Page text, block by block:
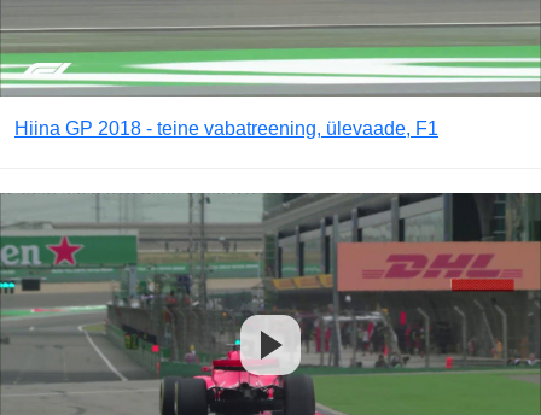
Hiina GP 2018 - teine vabatreening, ülevaade, F1